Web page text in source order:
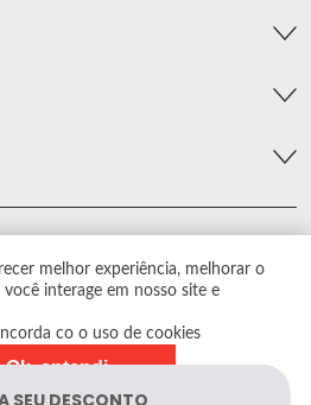
melhor experiência, melhorar o
interage em nosso site e
co o uso de cookies
Ok, entendi
os direitos reservados.
Preços e estoque sujeito a alterações sem
aviso prévio.